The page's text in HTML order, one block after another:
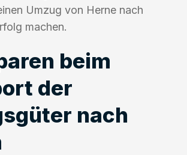
Umzug von Herne nach
machen.
beim
der
nach